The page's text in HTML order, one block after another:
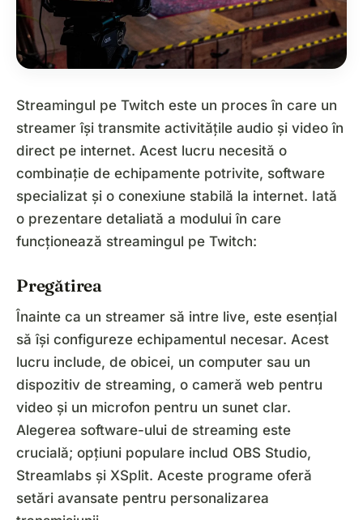
Streamingul pe Twitch este un proces în care un
streamer își transmite activitățile audio și video în
direct pe internet. Acest lucru necesită o
combinație de echipamente potrivite, software
specializat și o conexiune stabilă la internet. Iată
o prezentare detaliată a modului în care
funcționează streamingul pe Twitch:
Pregătirea
Înainte ca un streamer să intre live, este esențial
să își configureze echipamentul necesar. Acest
lucru include, de obicei, un computer sau un
dispozitiv de streaming, o cameră web pentru
video și un microfon pentru un sunet clar.
Alegerea software-ului de streaming este
crucială; opțiuni populare includ OBS Studio,
Streamlabs și XSplit. Aceste programe oferă
setări avansate pentru personalizarea